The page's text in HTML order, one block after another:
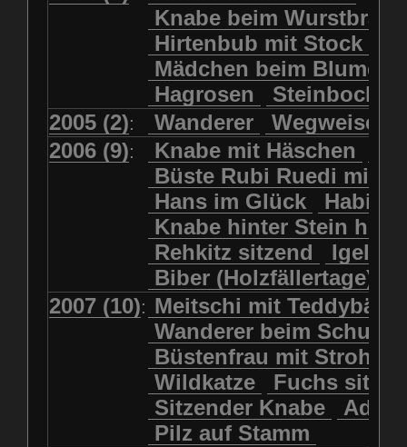
Mädchen beim Blumenpflücken
Mädchen in Regenjacke
Mädchen in Regenjacke und
Mädchen mit Regenmolch
Mädchen mit Schmetterling
Mätti Grossmann-Michel
Meitschi (Rundweg)
Meitschi mit Teddybär
Pilzfraueli Risetenmandli
Sitzender Knabe Tengeler
Wanderer
Wanderer beim Schuhbinden
Wegweiser Wilde Hilde
Wildhüter Wurzelkind
Luchs schreitend
Luchs sitzend Murmeltier
Murmeltiere Rehbockkopf
Rehkitz Rehkitz sitzend
Salamader Schmetterling
Schmetterlinge Schnecke
Schwarznasenschaf
Schwarznasenschaf mit Kalb
Steinbock
Steinbock Steinmarder
Uhu Uhu mit Jungen
Waschbär Wildkatze
Wolf Ziegenkopf
Knabe beim
Hirtenbub mit Stock
Mädchen beim
Hagrosen
Steinbock
2005 (2): Wanderer
Wegweiser
2006 (9): Knabe mit Häschen
Büste Rubi Ruedi mit
Hans im Glück
Knabe hinter Stein
Rehkitz sitzend
Igel
Biber (Holzfällertage)
2007 (10): Meitschi mit Teddybär
Wanderer beim
Büstenfrau mit Strohut
Wildkatze
Fuchs
Sitzender Knabe
Adler
Pilz auf Stamm